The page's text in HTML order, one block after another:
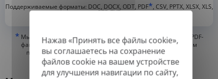
Нажав «Принять все файлы cookie»,
вы соглашаетесь на сохранение
файлов cookie на вашем устройстве
для улучшения навигации по сайту,
Поддерживаемые форматы: DOC, DOCX, ODT, PDF*, CSV, PPTX, XLSX, XLS,
RTF, TXT
* Мы можем переводить только «истинные» или цифровые PDF-
файлы, а также файлы с возможностью поиска, но не можем
переводить PDF-файлы, состоящие из изображений, или
отсканированные PDF.